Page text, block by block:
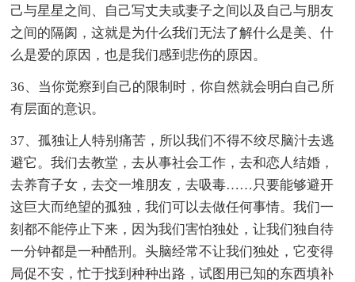
己与星星之间、自己写丈夫或妻子之间以及自己与朋友
之间的隔阂，这就是为什么我们无法了解什么是美、什
么是爱的原因，也是我们感到悲伤的原因。
36、当你觉察到自己的限制时，你自然就会明白自己所
有层面的意识。
37、孤独让人特别痛苦，所以我们不得不绞尽脑汁去逃
避它。我们去教堂，去从事社会工作，去和恋人结婚，
去养育子女，去交一堆朋友，去吸毒……只要能够避开
这巨大而绝望的孤独，我们可以去做任何事情。我们一
刻都不能停止下来，因为我们害怕独处，让我们独自待
一分钟都是一种酷刑。头脑经常不让我们独处，它变得
局促不安，忙于找到种种出路，试图用已知的东西填补